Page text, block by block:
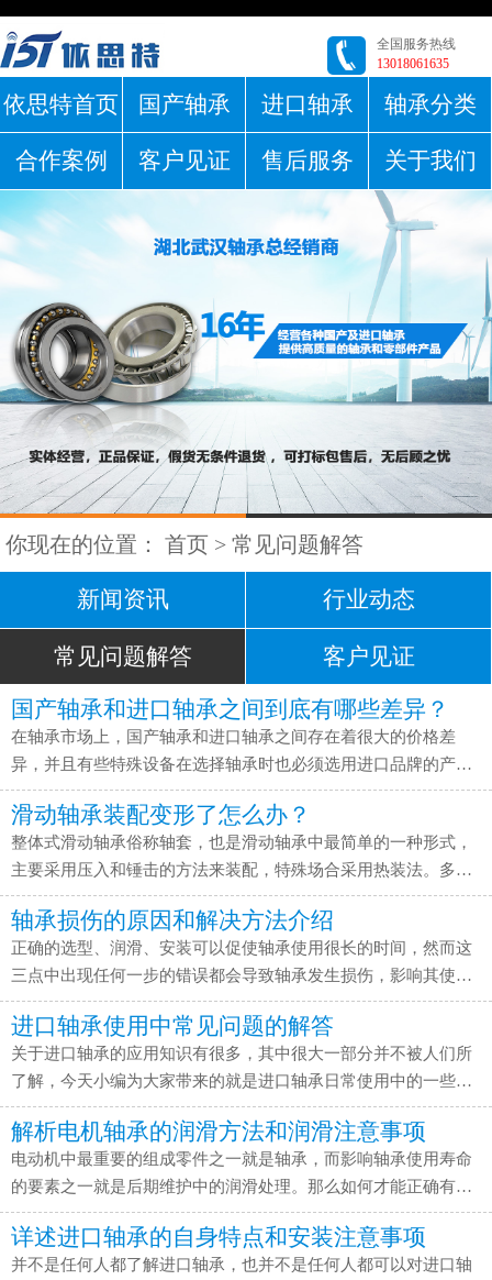
全国服务热线
13018061635
依思特首页 国产轴承 进口轴承 轴承分类
合作案例 客户见证 售后服务 关于我们
你现在的位置： 首页 > 常见问题解答
新闻资讯 行业动态
常见问题解答 客户见证
国产轴承和进口轴承之间到底有哪些差异？
在轴承市场上，国产轴承和进口轴承之间存在着很大的价格差
异，并且有些特殊设备在选择轴承时也必须选用进口品牌的产
品，是什么导致国产轴承和进口轴承存在如此差异的呢？它们之
间到底存在着哪些不同之处呢？今天依思特轴承的张经理就来跟
大家详细说说两者的差异。 差异一：国产轴承和进口轴承之间的
精度差异 近些年，国内轴承生产厂家的技术实力已经在逐步接近
国外大厂家的实力，但实际的技术差异依然存在。目前国外已经
开始研究...
滑动轴承装配变形了怎么办？
整体式滑动轴承俗称轴套，也是滑动轴承中最简单的一种形式，
主要采用压入和锤击的方法来装配，特殊场合采用热装法。多数
轴套是用铜或铸铁制成，装配时应细心，可用木锤或锤子垫木块
击打的方法装配，过盈尺寸公差较大时则用压力机压入。无论敲
入或压入都必须防止倾斜，装配后，油槽和油孔应处在所要求的
位置。 这里我要跟大家介绍滑动轴承在装配失误时出现变形的原
因和解决方法，希望大家能够认真将下面的内容看完。 轴承变形
是装...
轴承损伤的原因和解决方法介绍
正确的选型、润滑、安装可以促使轴承使用很长的时间，然而这
三点中出现任何一步的错误都会导致轴承发生损伤，影响其使
用。因此了解轴承，掌握造成其损伤的原因是非常有必要的，只
有这样才能避免损伤的情况发生。下面我总结出了轴承使用中常
见的一些故障类型，以及解决的方法。 轴承损伤的图片及描述以
上故障的具体表现现象和解决措施介绍： 项目 现象 原因 措施 剥
离 运转面剥离 剥离后呈明显凸凹状 • 负荷过大使用不当...
进口轴承使用中常见问题的解答
关于进口轴承的应用知识有很多，其中很大一部分并不被人们所
了解，今天小编为大家带来的就是进口轴承日常使用中的一些常
见问题的解答，希望这篇文章能够为大家解决一些关于进口轴承
的使用问题。 一、进口轴承公制与英制的区别 米制也称公制!单
位有mm、cm、m，英制进口轴承以英制单位表示进口轴承的外
型尺寸、公差，适用于英制尺寸的装置。英制进口轴承适用于各
种英制尺寸的工业机器、小型回转机器等。1英寸＝2.54厘米...
解析电机轴承的润滑方法和润滑注意事项
电动机中最重要的组成零件之一就是轴承，而影响轴承使用寿命
的要素之一就是后期维护中的润滑处理。那么如何才能正确有效
的给电机轴承进行润滑处理呢？下面几点内容大家一定认真看
完。一、润滑步骤1、打开注油嘴，确认注油嘴干净，用手动油枪
或者气压油枪接入注油嘴，按注油标牌上的时间，油脂牌号，加
详述进口轴承的自身特点和安装注意事项
并不是任何人都了解进口轴承，也并不是任何人都可以对进口轴